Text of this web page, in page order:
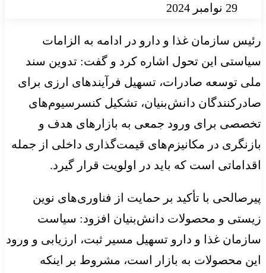
29 نوامبر 2024
رئیس سازمان غذا و دارو در ادامه به الزامات
سیاستی این تحول اشاره کرد و گفت: تدوین سند
ملی توسعه صادرات، تسهیل فرآیندهای ارزی برای
صادرکنندگان دانش‌بنیان، تشکیل کنسرسیوم‌های
تخصصی برای ورود جمعی به بازارهای هدف و
بازنگری در مکانیزم‌های قیمت‌گذاری داخلی از جمله
اقداماتی است که باید در اولویت قرار گیرد.
پیرصالحی با تأکید بر حمایت از فناوری‌های نوین
زیستی و محصولات دانش‌بنیان افزود: سیاست
سازمان غذا و دارو تسهیل مسیر ثبت، ارزیابی و ورود
این محصولات به بازار است، مشروط بر اینکه